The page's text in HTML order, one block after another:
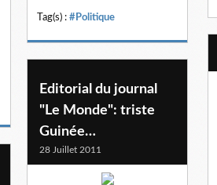
Tag(s) : #Politique
Editorial du journal
"Le Monde": triste
Guinée…
28 Juillet 2011